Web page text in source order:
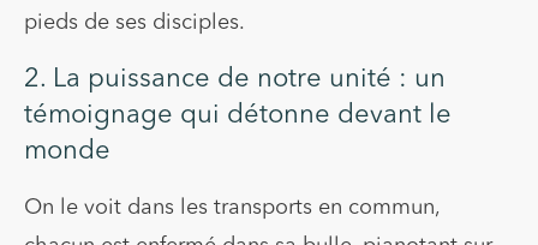
pieds de ses disciples.
2. La puissance de notre unité : un
témoignage qui détonne devant le
monde
On le voit dans les transports en commun,